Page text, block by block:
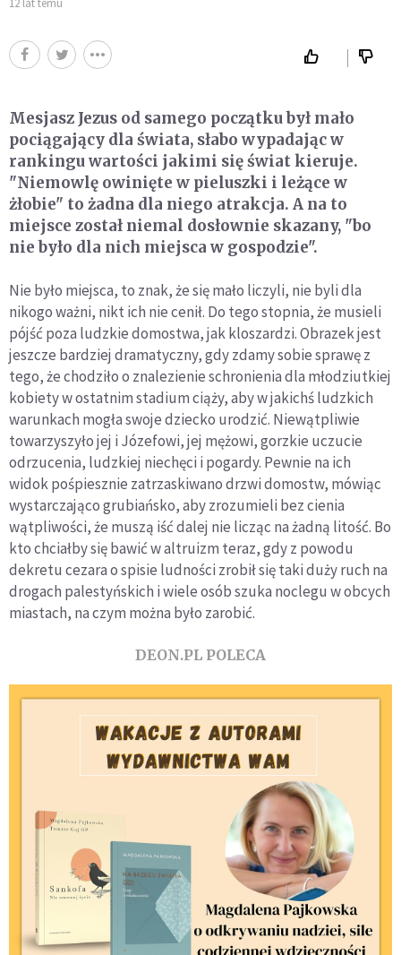
12 lat temu
Mesjasz Jezus od samego początku był mało
pociągający dla świata, słabo wypadając w
rankingu wartości jakimi się świat kieruje.
"Niemowlę owinięte w pieluszki i leżące w
żłobie" to żadna dla niego atrakcja. A na to
miejsce został niemal dosłownie skazany, "bo
nie było dla nich miejsca w gospodzie".
Nie było miejsca, to znak, że się mało liczyli, nie byli dla
nikogo ważni, nikt ich nie cenił. Do tego stopnia, że musieli
pójść poza ludzkie domostwa, jak kloszardzi. Obrazek jest
jeszcze bardziej dramatyczny, gdy zdamy sobie sprawę z
tego, że chodziło o znalezienie schronienia dla młodziutkiej
kobiety w ostatnim stadium ciąży, aby w jakichś ludzkich
warunkach mogła swoje dziecko urodzić. Niewątpliwie
towarzyszyło jej i Józefowi, jej mężowi, gorzkie uczucie
odrzucenia, ludzkiej niechęci i pogardy. Pewnie na ich
widok pośpiesznie zatrzaskiwano drzwi domostw, mówiąc
wystarczająco grubiańsko, aby zrozumieli bez cienia
wątpliwości, że muszą iść dalej nie licząc na żadną litość. Bo
kto chciałby się bawić w altruizm teraz, gdy z powodu
dekretu cezara o spisie ludności zrobił się taki duży ruch na
drogach palestyńskich i wiele osób szuka noclegu w obcych
miastach, na czym można było zarobić.
DEON.PL POLECA